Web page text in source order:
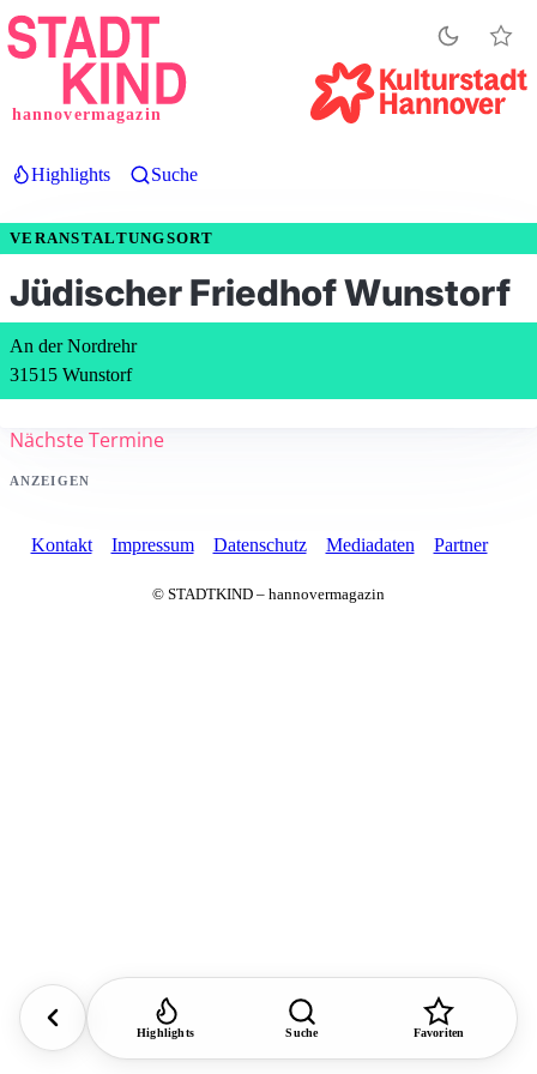
Direkt
zum
hannovermagazin
Highlights Suche
VERANSTALTUNGSORT
Jüdischer Friedhof Wunstorf
An der Nordrehr
31515 Wunstorf
Nächste Termine
ANZEIGEN
Kontakt Impressum Datenschutz Mediadaten Partner
© STADTKIND – hannovermagazin
Highlights Suche Favoriten